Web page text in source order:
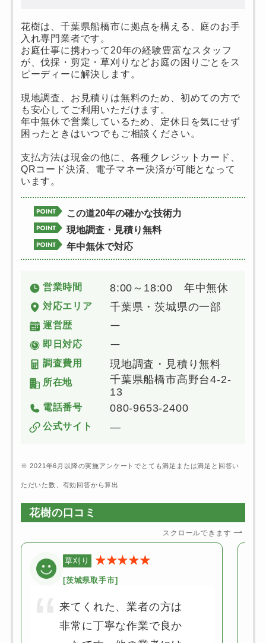
花樹は、千葉県船橋市に拠点を構える、庭のお手
入れ専門業者です。
お庭仕事に携わって20年の経験豊富なスタッフ
が、伐採・剪定・草刈りなどお庭の困りごとをス
ピーディーに解決します。
現地調査、お見積りは無料のため、初めての方で
も安心してご利用いただけます。
年中無休で営業しているため、定休日を気にせず
困ったときはいつでもご相談ください。
支払方法は現金の他に、各種クレジットカード、
QRコード決済、電子マネー決済が可能となって
います。
この道20年の確かな技術力
現地調査・見積り無料
年中無休で対応
営業時間 8:00～18:00 年中無休
対応エリア 千葉県・茨城県の一部
運営歴 ー
即日対応 ー
調査費用 現地調査・見積り無料
所在地
千葉県船橋市高野台4-2-
13
電話番号 080-9653-2400
公式サイト ―
※ 2021年6月以降の実施アンケートでとても満足または満足と回答い
ただいた数、有効回答から算出
花樹の口コミ
スクロールできます
草刈り ★★★★★
[茨城県取手市]
来てくれた、業者の方は
非常に丁寧な作業で良か